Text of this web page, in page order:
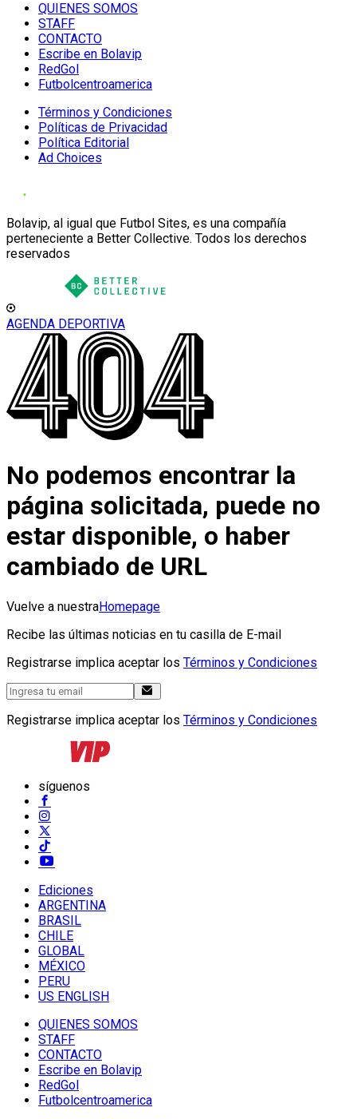
QUIENES SOMOS
STAFF
CONTACTO
Escribe en Bolavip
RedGol
Futbolcentroamerica
Términos y Condiciones
Políticas de Privacidad
Política Editorial
Ad Choices
Bolavip, al igual que Futbol Sites, es una compañía
perteneciente a Better Collective. Todos los derechos
reservados
AGENDA DEPORTIVA
No podemos encontrar la
página solicitada, puede no
estar disponible, o haber
cambiado de URL
Vuelve a nuestraHomepage
Recibe las últimas noticias en tu casilla de E-mail
Registrarse implica aceptar los Términos y Condiciones
Registrarse implica aceptar los Términos y Condiciones
síguenos
Ediciones
ARGENTINA
BRASIL
CHILE
GLOBAL
MÉXICO
PERU
US ENGLISH
QUIENES SOMOS
STAFF
CONTACTO
Escribe en Bolavip
RedGol
Futbolcentroamerica